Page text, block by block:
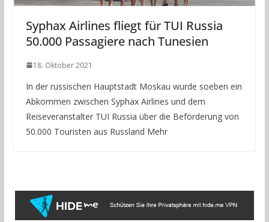
Syphax Airlines fliegt für TUI Russia
50.000 Passagiere nach Tunesien
18. Oktober 2021
In der russischen Hauptstadt Moskau wurde soeben ein
Abkommen zwischen Syphax Airlines und dem
Reiseveranstalter TUI Russia über die Beförderung von
50.000 Touristen aus Russland Mehr